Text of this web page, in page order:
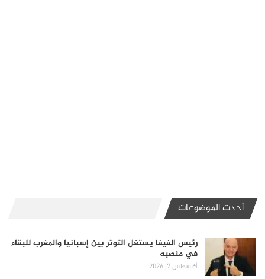
أحدث الموضوعات
رئيس الفيفا يستغل التوتر بين إسبانيا والمغرب للبقاء
في منصبه
أغسطس 7, 2026